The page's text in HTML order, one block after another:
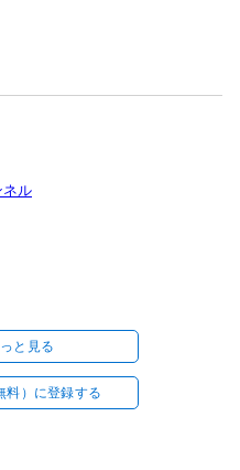
ネル
と見る
料）に登録する